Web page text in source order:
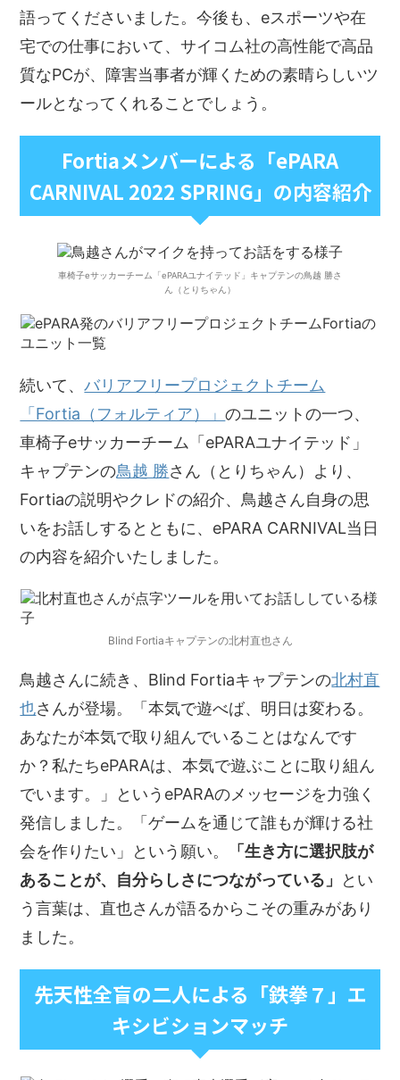
語ってくださいました。今後も、eスポーツや在
宅での仕事において、サイコム社の高性能で高品
質なPCが、障害当事者が輝くための素晴らしいツ
ールとなってくれることでしょう。
Fortiaメンバーによる「ePARA
CARNIVAL 2022 SPRING」の内容紹介
車椅子eサッカーチーム「ePARAユナイテッド」キャプテンの鳥越 勝さ
ん（とりちゃん）
続いて、バリアフリープロジェクトチーム
「Fortia（フォルティア）」のユニットの一つ、
車椅子eサッカーチーム「ePARAユナイテッド」
キャプテンの鳥越 勝さん（とりちゃん）より、
Fortiaの説明やクレドの紹介、鳥越さん自身の思
いをお話しするとともに、ePARA CARNIVAL当日
の内容を紹介いたしました。
Blind Fortiaキャプテンの北村直也さん
鳥越さんに続き、Blind Fortiaキャプテンの北村直
也さんが登場。「本気で遊べば、明日は変わる。
あなたが本気で取り組んでいることはなんです
か？私たちePARAは、本気で遊ぶことに取り組ん
でいます。」というePARAのメッセージを力強く
発信しました。「ゲームを通じて誰もが輝ける社
会を作りたい」という願い。
「生き方に選択肢が
あることが、自分らしさにつながっている」
とい
う言葉は、直也さんが語るからこその重みがあり
ました。
先天性全盲の二人による「鉄拳７」エ
キシビションマッチ